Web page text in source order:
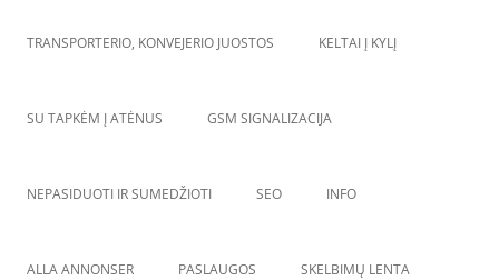
TRANSPORTERIO, KONVEJERIO JUOSTOS KELTAI Į KYLĮ
SU TAPKĖM Į ATĖNUS GSM SIGNALIZACIJA
NEPASIDUOTI IR SUMEDŽIOTI SEO INFO
ALLA ANNONSER PASLAUGOS SKELBIMŲ LENTA